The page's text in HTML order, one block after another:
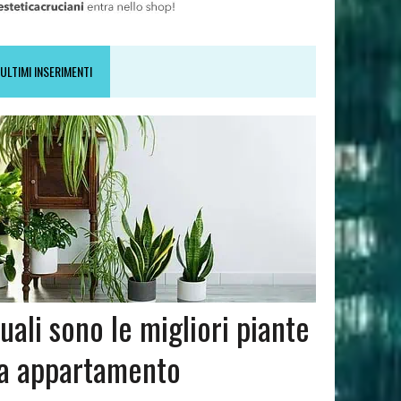
ULTIMI INSERIMENTI
sono le migliori piante
appartamento